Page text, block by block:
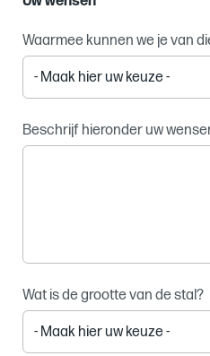
Waarmee kunnen we je van
Beschrijf hieronder uw
Wat is de grootte van de stal?